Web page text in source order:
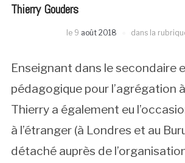
Thierry Gouders
le 9 août 2018 dans la
Enseignant dans le secondaire
pédagogique pour l’agrégation
Thierry a également eu
à l’étranger (à Londres et au
détaché auprès de